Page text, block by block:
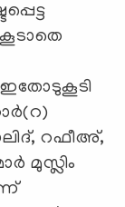
റഫീഅ്,
മുസ്ലിം